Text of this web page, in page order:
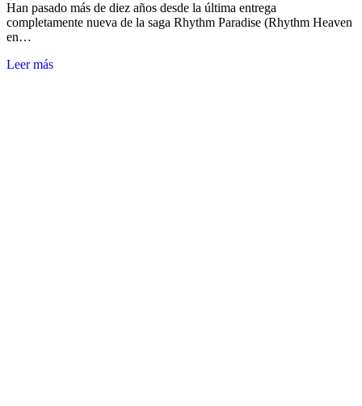
Han pasado más de diez años desde la última entrega
completamente nueva de la saga Rhythm Paradise (Rhythm Heaven
en…
Leer más